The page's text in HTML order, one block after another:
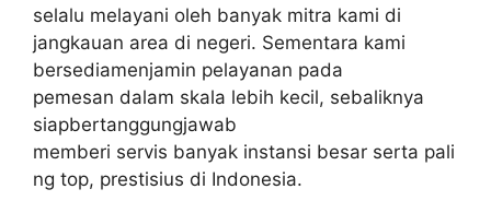
selalu melayani oleh banyak mitra kami di
jangkauan area di negeri. Sementara kami
bersediamenjamin pelayanan pada
pemesan dalam skala lebih kecil, sebaliknya
siapbertanggungjawab
memberi servis banyak instansi besar serta pali
ng top, prestisius di Indonesia.